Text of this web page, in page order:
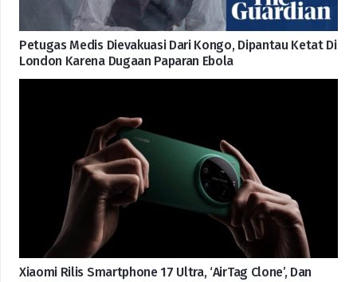
Petugas Medis Dievakuasi Dari Kongo, Dipantau Ketat Di
London Karena Dugaan Paparan Ebola
Xiaomi Rilis Smartphone 17 Ultra, ‘AirTag Clone’, Dan